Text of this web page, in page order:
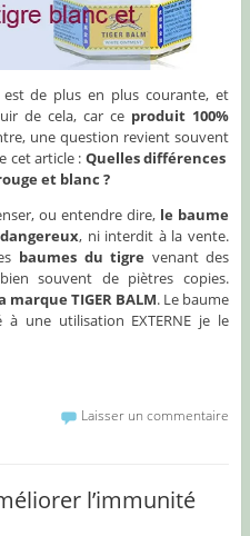
est de plus en plus courante, et
de cela, car ce produit 100%
une question revient souvent
cet article : Quelles différences
et blanc ?
ou entendre dire, le baume
, ni interdit à la vente.
baumes du tigre venant des
souvent de piètres copies.
TIGER BALM. Le baume
une utilisation EXTERNE je le
Laisser un commentaire
l’immunité